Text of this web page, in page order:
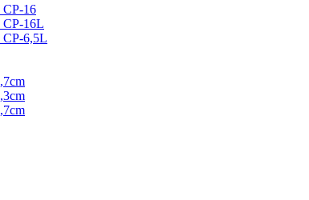
CP-16
CP-16L
CP-6,5L